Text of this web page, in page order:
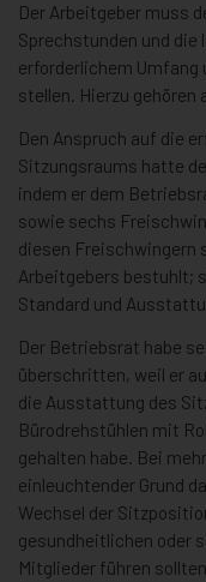
Der Arbeitgeber muss
Sprechstunden und
erforderlichem Umfang
stellen. Hierzu gehören
Den Anspruch auf die
Sitzungsraums hatte
indem er dem
sowie sechs
diesen Freischwingern
Arbeitgebers bestuhlt;
Standard und
Der Betriebsrat habe
überschritten, weil er
die Ausstattung des
Bürodrehstühlen mit
gehalten habe. Bei
einleuchtender Grund
Wechsel der
gesundheitlichen oder
Mitglieder führen sollten.